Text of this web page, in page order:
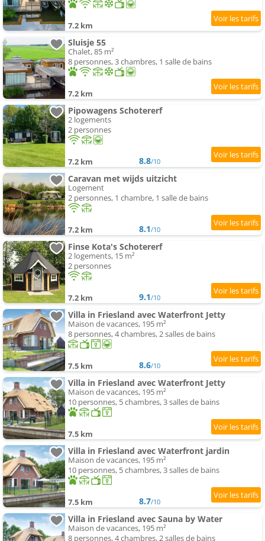
7.2 km
Sluisje 55
Chalet, 85 m²
8 personnes, 3 chambres, 1 salle de bains
7.2 km
Pipowagens Schotererf
2 logements
2 personnes
7.2 km 8.8/10
Caravan met wijds uitzicht
Logement
2 personnes, 1 chambre, 1 salle de bains
7.2 km 8.1/10
Finse Kota's Schotererf
2 logements, 15 m²
2 personnes
7.2 km 9.1/10
Villa in Friesland avec Waterfront Jetty
Maison de vacances, 195 m²
8 personnes, 4 chambres, 2 salles de bains
7.5 km 8.6/10
Villa in Friesland avec Waterfront Jetty
Maison de vacances, 195 m²
10 personnes, 5 chambres, 3 salles de bains
7.5 km
Villa in Friesland avec Waterfront jardin
Maison de vacances, 195 m²
10 personnes, 5 chambres, 3 salles de bains
7.5 km 8.7/10
Villa in Friesland avec Sauna by Water
Maison de vacances, 195 m²
8 personnes, 4 chambres, 2 salles de bains